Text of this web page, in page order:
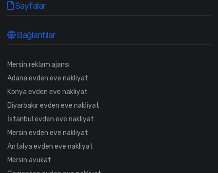
Sayfalar
Bağlantılar
Mersin reklam ajansı
Adana evden eve nakliyat
Konya evden eve nakliyat
Diyarbakır evden eve nakliyat
İstanbul evden eve nakliyat
Mersin evden eve nakliyat
Antalya evden eve nakliyat
Mersin avukat